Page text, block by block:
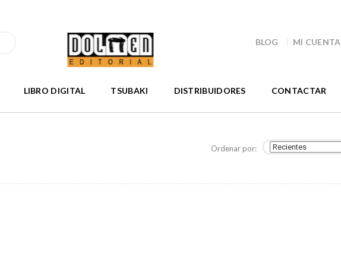
BLOG MI CUENTA
LIBRO DIGITAL TSUBAKI DISTRIBUIDORES CONTACTAR
Ordenar por: